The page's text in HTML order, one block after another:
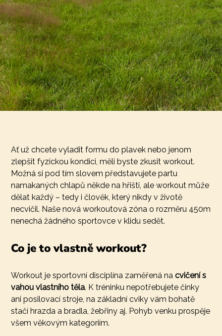
Ať už chcete vyladit formu do plavek nebo jenom
zlepšit fyzickou kondici, měli byste zkusit workout.
Možná si pod tím slovem představujete partu
namakaných chlapů někde na hřišti, ale workout může
dělat každý – tedy i člověk, který nikdy v životě
necvičil. Naše nová workoutová zóna o rozměru 450m
nenechá žádného sportovce v klidu sedět.
Co je to vlastně workout?
Workout je sportovní disciplína zaměřená nacvičení s
vahou vlastního těla. K tréninku nepotřebujete činky
ani posilovací stroje, na základní cviky vám bohatě
stačí hrazda a bradla, žebřiny aj. Pohyb venku prospěje
všem věkovým kategoriím.